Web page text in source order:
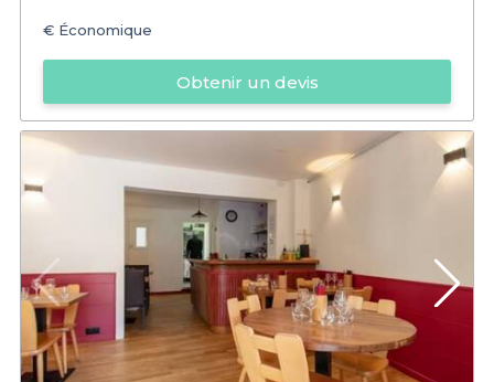
€ Économique
Obtenir un devis